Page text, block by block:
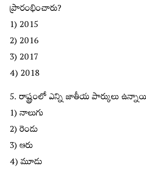
ప్రారంభించారు?
1) 2015
2) 2016
3) 2017
4) 2018
5. రాష్ట్రంలో ఎన్ని జాతీయ పార్కులు
1) నాలుగు
2) రెండు
3) ఆరు
4) మూడు